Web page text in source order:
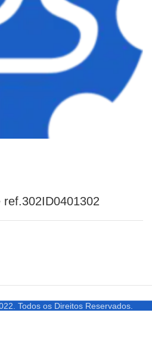
ref.302ID0401302
Todos os Direitos Reservados.